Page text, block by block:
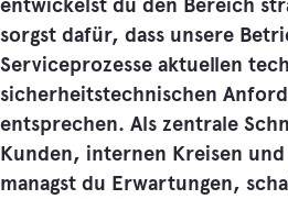
entwickelst du den Bereich
sorgst dafür, dass unsere
Serviceprozesse aktuellen
sicherheitstechnischen
entsprechen. Als zentrale
Kunden, internen Kreisen
managst du Erwartungen,